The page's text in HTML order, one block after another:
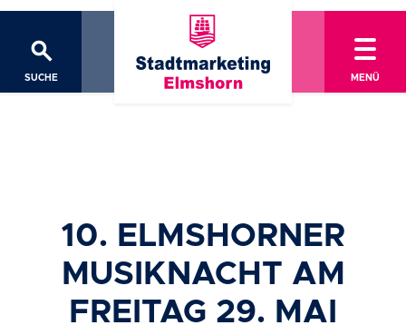
search
SUCHE MENÜ
10. ELMSHORNER
MUSIKNACHT AM
FREITAG 29. MAI